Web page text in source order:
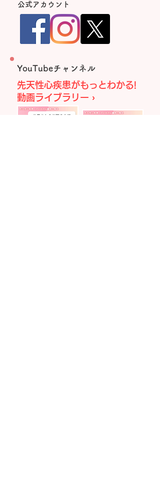
​公式アカウント
YouTubeチャンネル
先天性心疾患がもっとわかる!
動画ライブラリー ›